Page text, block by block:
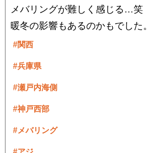
メバリングが難しく感じる…笑
暖冬の影響もあるのかもでした。
#関西
#兵庫県
#瀬戸内海側
#神戸西部
#メバリング